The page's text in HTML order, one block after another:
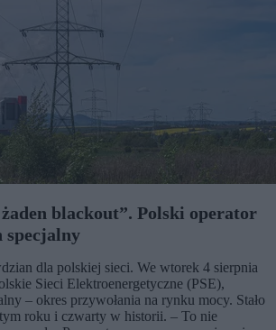
blackout”. Polski operator
specjalny
dla polskiej sieci. We wtorek 4 sierpnia
Sieci Elektroenergetyczne (PSE),
– okres przywołania na rynku mocy. Stało
roku i czwarty w historii. – To nie